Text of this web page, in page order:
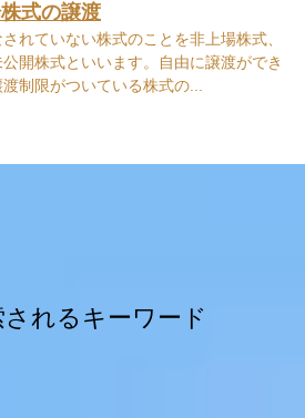
式の譲渡
されていない株式のことを非上場株式、
公開株式といいます。自由に譲渡ができ
制限がついている株式の...
れるキーワード